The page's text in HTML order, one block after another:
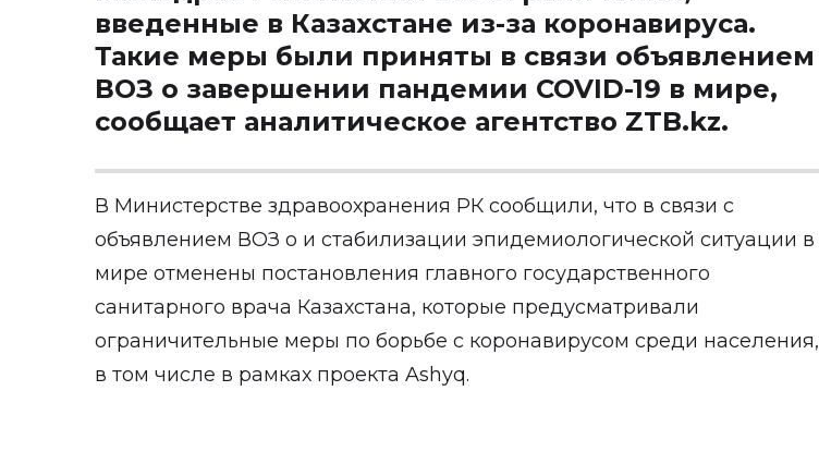
введенные в Казахстане из-за коронавируса.
Такие меры были приняты в связи объявлением
ВОЗ о завершении пандемии COVID-19 в мире,
сообщает аналитическое агентство ZTB.kz.
В Министерстве здравоохранения РК сообщили, что в связи с
объявлением ВОЗ о и стабилизации эпидемиологической ситуации в
мире отменены постановления главного государственного
санитарного врача Казахстана, которые предусматривали
ограничительные меры по борьбе с коронавирусом среди населения,
в том числе в рамках проекта Ashyq.